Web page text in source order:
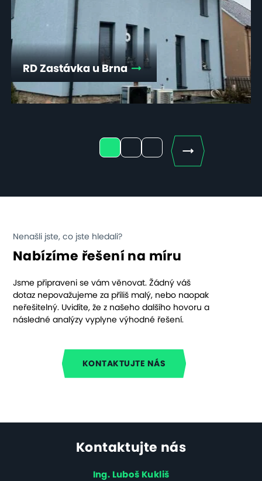
RD Zastávka u Brna
Next
Nenašli jste, co jste hledali?
Nabízíme řešení na míru
Jsme připraveni se vám věnovat. Žádný váš
dotaz nepovažujeme za příliš malý, nebo naopak
neřešitelný. Uvidíte, že z našeho dalšího hovoru a
následné analýzy vyplyne výhodné řešení.
KONTAKTUJTE NÁS
Kontaktujte nás
Ing. Luboš Kukliš